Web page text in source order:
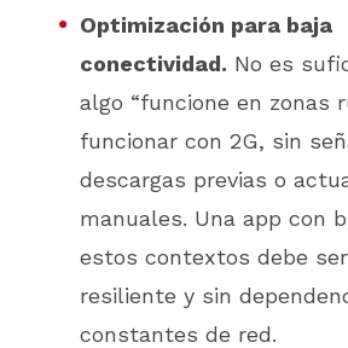
Optimización para baja
conectividad. No es
algo “funcione en zonas
funcionar con 2G, sin
descargas previas o
manuales. Una app con
estos contextos debe
resiliente y sin
constantes de red.